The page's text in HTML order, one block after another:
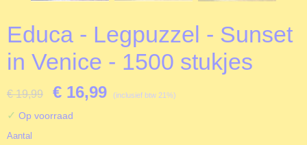
Educa - Legpuzzel - Sunset
in Venice - 1500 stukjes
€ 19,99 € 16,99 (inclusief btw 21%)
✓ Op voorraad
Aantal